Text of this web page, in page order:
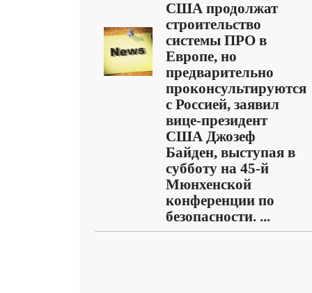
США продолжат
строительство
системы ПРО в
Европе, но
предварительно
проконсультируются
с Россией, заявил
вице-президент
США Джозеф
Байден, выступая в
субботу на 45-й
Мюнхенской
конференции по
безопасности. ...